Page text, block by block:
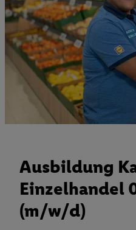
Ausbildung
Einzelhandel
(m/w/d)